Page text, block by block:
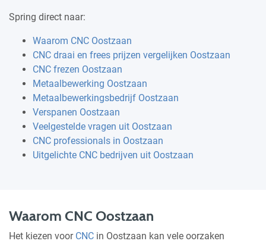
Spring direct naar:
Waarom CNC Oostzaan
CNC draai en frees prijzen vergelijken Oostzaan
CNC frezen Oostzaan
Metaalbewerking Oostzaan
Metaalbewerkingsbedrijf Oostzaan
Verspanen Oostzaan
Veelgestelde vragen uit Oostzaan
CNC professionals in Oostzaan
Uitgelichte CNC bedrijven uit Oostzaan
Waarom CNC Oostzaan
Het kiezen voor CNC in Oostzaan kan vele oorzaken